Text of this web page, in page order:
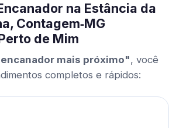
na Estância da
Contagem‑MG
de Mim
mais próximo", você
completos e rápidos: